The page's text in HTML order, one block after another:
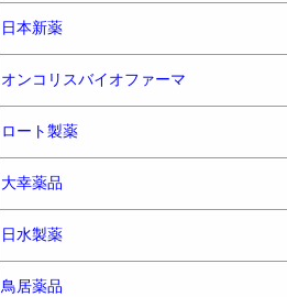
日本新薬
オンコリスバイオファーマ
ロート製薬
大幸薬品
日水製薬
鳥居薬品